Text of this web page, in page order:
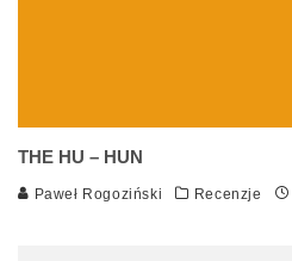
THE HU – HUN
Paweł Rogoziński Recenzje